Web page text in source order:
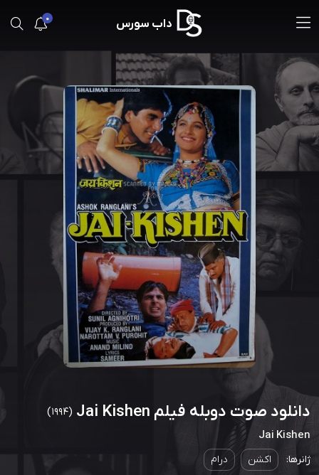
0 داب سورس
دانلود صوت دوبله فیلم Jai Kishen (1994)
Jai Kishen
ژانرها: اکشن درام